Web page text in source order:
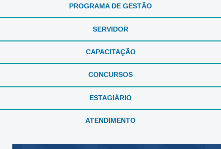
PROGRAMA DE GESTÃO
SERVIDOR
CAPACITAÇÃO
CONCURSOS
ESTAGIÁRIO
ATENDIMENTO